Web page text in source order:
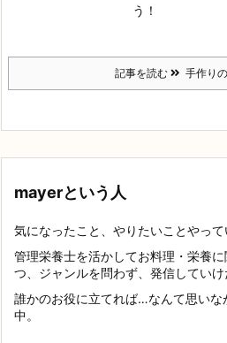
う！
記事を読む 手作り
mayerという人
気になったこと、やりたいことやって
管理栄養士を活かしてお料理・栄養
つ、ジャンルを問わず、発信していけ
誰かのお役に立てれば…なんて思いな
中。